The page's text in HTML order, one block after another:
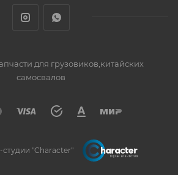
для грузовиков,китайских
самосвалов
"Character"